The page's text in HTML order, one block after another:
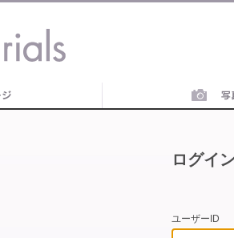
ログイン
ユーザーID